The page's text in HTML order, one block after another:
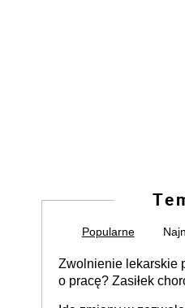
Popularne
Zwolnienie lekarskie
o pracę? Zasiłek